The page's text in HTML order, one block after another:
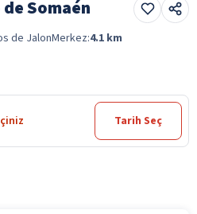
Somaén
de JalonMerkez:4.1 km
Tarih Seç